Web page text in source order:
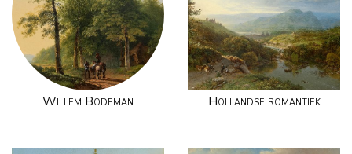
Willem Bodeman Hollandse romantiek